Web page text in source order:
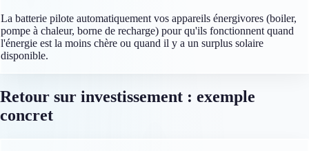
La batterie pilote automatiquement vos appareils énergivores (boiler,
pompe à chaleur, borne de recharge) pour qu'ils fonctionnent quand
l'énergie est la moins chère ou quand il y a un surplus solaire
disponible.
Retour sur investissement : exemple
concret